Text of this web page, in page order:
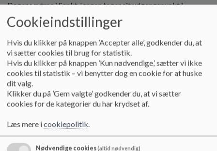
Dagens rytme i Sankt Jørgen tager sit udgangspunkt i
børnenes spise – og sovevaner. De yngste børn har ofte deres
egen rytme, mens de større børn spiser og sover nogenlunde
Nedenstående er ca. tidspunkter – selvfølgelig med
undtagelse af åbnings – og lukketider – og et eksempel på
hvordan dagen kan se ud:
Kl. 7.00 Institutionen åbner og det første personale møder
ind, tager imod de første børn hos Alfer og Trolde. Alle, der
med)
Mandag åbnes der kl. 7.30!
Cookieindstillinger
Hvis du klikker på knappen ’Accepter alle’, godkender du, at
vi sætter cookies til brug for statistik.
Hvis du klikker på knappen ’Kun nødvendige,’ sætter vi ikke
cookies til statistik – vi benytter dog en cookie for at huske
dit valg.
Klikker du på ’Gem valgte’ godkender du, at vi sætter
cookies for de kategorier du har krydset af.
Læs mere icookiepolitik.
Nødvendige cookies(altid nødvendig)